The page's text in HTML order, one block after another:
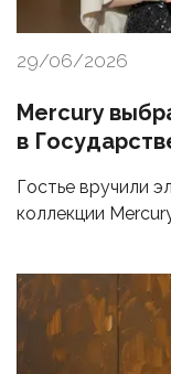
29/06/2026
Mercury
в
Гостье вручили
коллекции